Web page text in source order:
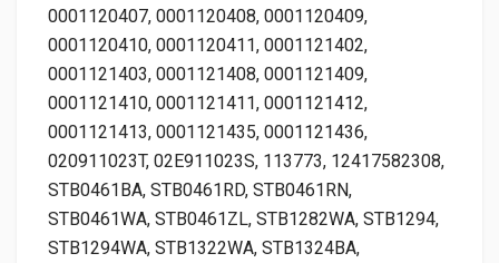
0001120407, 0001120408, 0001120409,
0001120410, 0001120411, 0001121402,
0001121403, 0001121408, 0001121409,
0001121410, 0001121411, 0001121412,
0001121413, 0001121435, 0001121436,
020911023T, 02E911023S, 113773, 12417582308,
STB0461BA, STB0461RD, STB0461RN,
STB0461WA, STB0461ZL, STB1282WA, STB1294,
STB1294WA, STB1322WA, STB1324BA,